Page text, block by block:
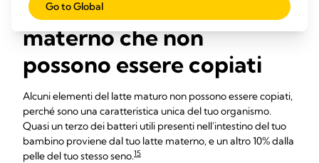
Ingredienti del latte
materno che non
possono essere copiati
Alcuni elementi del latte maturo non possono essere copiati,
perché sono una caratteristica unica del tuo organismo.
Quasi un terzo dei batteri utili presenti nell'intestino del tuo
bambino proviene dal tuo latte materno, e un altro 10% dalla
pelle del tuo stesso seno.15
Go to Global